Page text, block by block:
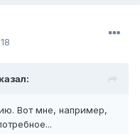
Вот мне, например,